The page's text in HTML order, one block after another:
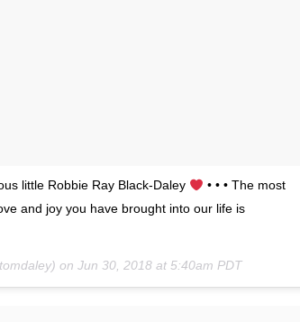
little Robbie Ray Black-Daley
• • • The most
and joy you have brought into our life is
on Jun 30, 2018 at 5:40am PDT